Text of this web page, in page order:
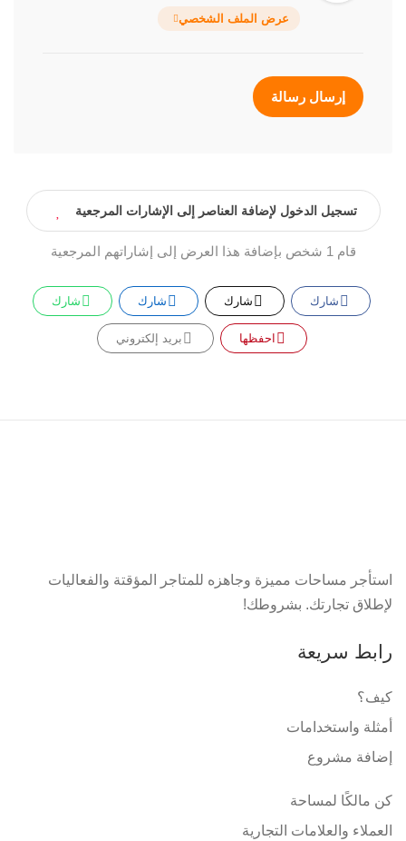
عرض الملف الشخصي
إرسال رسالة
تسجيل الدخول لإضافة العناصر إلى الإشارات المرجعية
قام 1 شخص بإضافة هذا العرض إلى إشاراتهم المرجعية
شارك شارك شارك شارك
احفظها بريد إلكتروني
استأجر مساحات مميزة وجاهزه للمتاجر المؤقتة والفعاليات
لإطلاق تجارتك. بشروطك!
رابط سريعة
كيف؟
أمثلة واستخدامات
إضافة مشروع
كن مالكًا لمساحة
العملاء والعلامات التجارية